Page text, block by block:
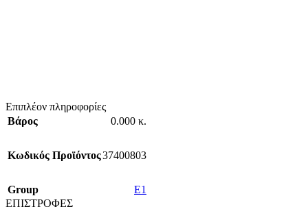
Επιπλέον πληροφορίες
Βάρος
0.000 κ.
Κωδικός Προϊόντος37400803
Group
E1
ΕΠΙΣΤΡΟΦΕΣ